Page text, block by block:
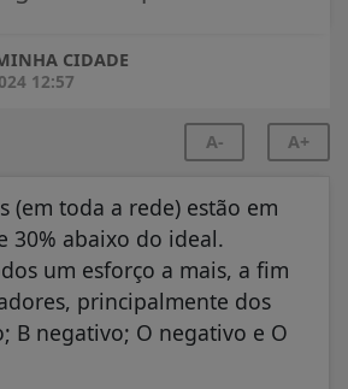
CIDADE
12:57
A- A+
(em toda a rede) estão em
30% abaixo do ideal.
um esforço a mais, a fim
principalmente dos
B negativo; O negativo e O